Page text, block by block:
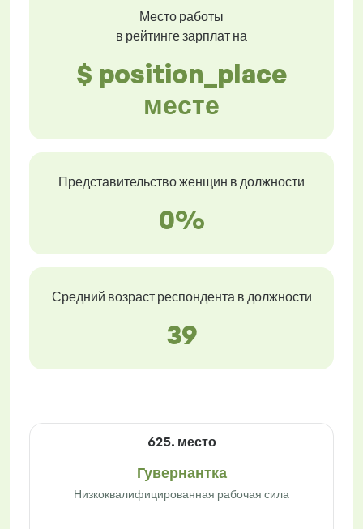
Место работы
в рейтинге зарплат на
$ position_place
месте
Представительство женщин в должности
0%
Средний возраст респондента в должности
39
625. место
Гувернантка
Низкоквалифицированная рабочая сила